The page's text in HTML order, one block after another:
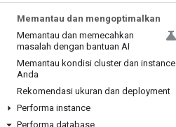
Memantau dan mengoptimalkan
Memantau dan memecahkan
masalah dengan bantuan AI
Memantau kondisi cluster dan instance
Anda
Rekomendasi ukuran dan deployment
Performa instance
Performa database